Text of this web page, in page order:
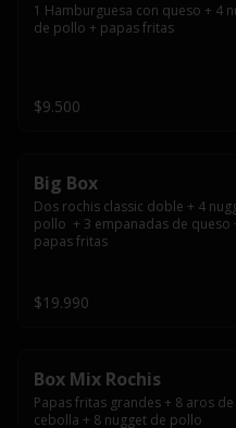
1 Hamburguesa con queso + 4
de pollo + papas fritas
$9.500
Big Box
Dos rochis classic doble + 4
pollo  + 3 empanadas de queso
papas fritas
$19.990
Box Mix Rochis
Papas fritas grandes + 8 aros de
cebolla + 8 nugget de pollo